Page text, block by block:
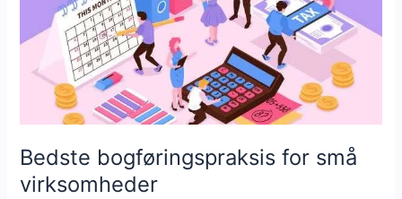
Bedste bogføringspraksis for små
virksomheder